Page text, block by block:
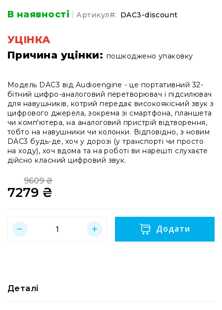
комплектуючі
Стаціонарні
Моніторінг
(IEM)
Приймачі
Передавачі
Мікрофонні
голови
Антени
та
В наявності Артикул DAC3-discount
УЦІНКА
Причина уцінки: пошкоджено упаковку
Модель DAC3 від Audioengine - це портативний 32-
бітний цифро-аналоговий перетворювач і підсилювач
для навушників, котрий передає високоякісний звук з
цифрового джерела, зокрема зі смартфона, планшета
чи комп'ютера, на аналоговий пристрій відтворення,
тобто на навушники чи колонки. Відповідно, з новим
DAC3 будь-де, хоч у дорозі (у транспорті чи просто
на ходу), хоч вдома та на роботі ви нарешті слухаєте
дійсно класний цифровий звук.
7279 ₴
Regular
Price
9609 ₴
Додати
Деталі